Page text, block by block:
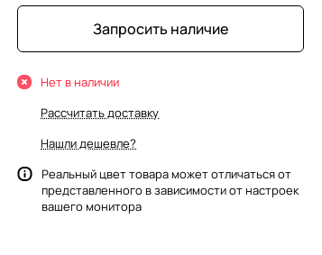
Запросить наличие
Нет в наличии
Рассчитать доставку
Нашли дешевле?
Реальный цвет товара может отличаться от
представленного в зависимости от настроек
вашего монитора